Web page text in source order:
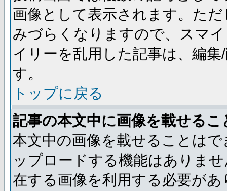
画像として表示されます。た
みづらくなりますので、スマ
イリーを乱用した記事は、編
す。
トップに戻る
記事の本文中に画像を載せる
本文中の画像を載せることは
ップロードする機能はありま
在する画像を利用する必要が